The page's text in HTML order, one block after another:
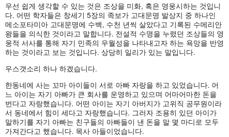
우선 쉽게 생각할 수 있는 것은 조상을 미화, 혹은 영웅시하는 것입니
다. 어떤 학자들은 창세기 5장의 족보가 고대문명 발상지 중 하나인
메소포타미아 고대문명에 수백, 수천 년씩 살았다고 기록된 수메리안
왕들을 의식한 것이라고 말합니다. 전설적 수명을 누렸던 조상들의 영
웅적 서사를 통해 자기 민족의 우월성을 나타내고자 하는 욕망을 반영
하는 것이라고 보는 것입니다. 상당히 일리가 있는 말입니다.
우스갯소리 하나 하겠습니다.
한동네에 사는 꼬마 아이들이 서로 아빠 자랑을 하고 있었습니다. 어
느 아이는 자기 아빠가 큰 회사를 운영하고 있으며 어마어마한 돈을
번다고 자랑했습니다. 어떤 아이는 자기 아버지가 고위직 공무원이라
서 동네에서 힘이 세다고 자랑했습니다. 그러자 조용히 있던 아이가
말하기를 자기 아빠는 친구들의 아빠들이 낸 돈을 말 몇 마디로 모두
가져간다고 했습니다. 목사 아들이었습니다.